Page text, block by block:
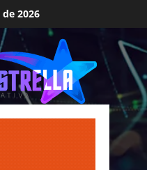
2026